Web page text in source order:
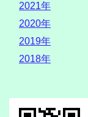
2021年
2020年
2019年
2018年